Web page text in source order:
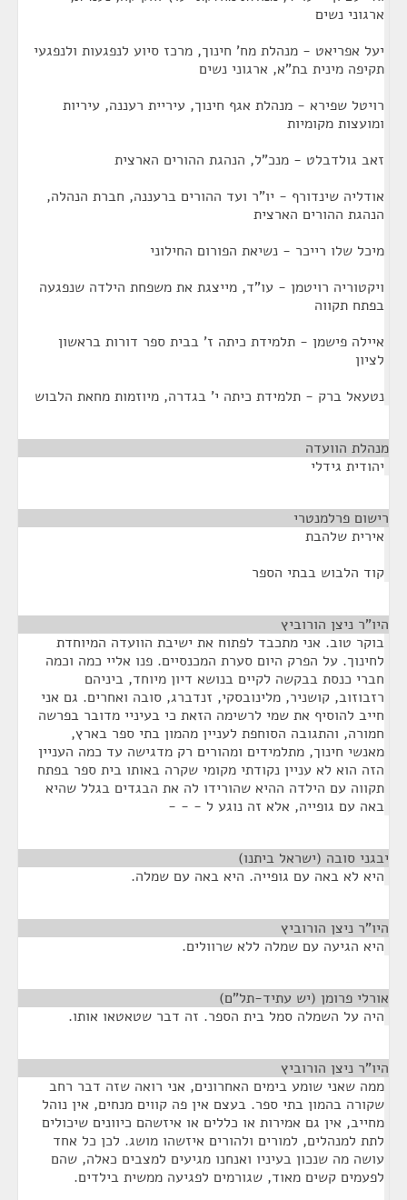
ארגוני נשים
יעל אפריאט - מנהלת מח' חינוך, מרכז סיוע לנפגעות ולנפגעי
תקיפה מינית בת"א, ארגוני נשים
רויטל שפירא - מנהלת אגף חינוך, עיריית רעננה, עיריות
ומועצות מקומיות
זאב גולדבלט - מנכ"ל, הנהגת ההורים הארצית
אודליה שינדורף - יו"ר ועד ההורים ברעננה, חברת הנהלה,
הנהגת ההורים הארצית
מיכל שלו רייכר - נשיאת הפורום החילוני
ויקטוריה רויטמן - עו"ד, מייצגת את משפחת הילדה שנפגעה
בפתח תקווה
איילה פישמן - תלמידת כיתה ז' בבית ספר דורות בראשון
לציון
נטעאל ברק - תלמידת כיתה י' בגדרה, מיוזמות מחאת הלבוש
מנהלת הוועדה
יהודית גידלי
רישום פרלמנטרי
אירית שלהבת
קוד הלבוש בבתי הספר
היו"ר ניצן הורוביץ
בוקר טוב. אני מתכבד לפתוח את ישיבת הוועדה המיוחדת
לחינוך. על הפרק היום סערת המכנסיים. פנו אליי כמה וכמה
חברי כנסת בבקשה לקיים בנושא דיון מיוחד, ביניהם
רזבוזוב, קושניר, מלינובסקי, זנדברג, סובה ואחרים. גם אני
חייב להוסיף את שמי לרשימה הזאת כי בעיניי מדובר בפרשה
חמורה, והתגובה הסוחפת לעניין מהמון בתי ספר בארץ,
מאנשי חינוך, מתלמידים ומהורים רק מדגישה עד כמה העניין
הזה הוא לא עניין נקודתי מקומי שקרה באותו בית ספר בפתח
תקווה עם הילדה ההיא שהורידו לה את הבגדים בגלל שהיא
באה עם גופייה, אלא זה נוגע ל - - -
יבגני סובה (ישראל ביתנו)
היא לא באה עם גופייה. היא באה עם שמלה.
היו"ר ניצן הורוביץ
היא הגיעה עם שמלה ללא שרוולים.
אורלי פרומן (יש עתיד-תל"ם)
היה על השמלה סמל בית הספר. זה דבר שטאטאו אותו.
היו"ר ניצן הורוביץ
ממה שאני שומע בימים האחרונים, אני רואה שזה דבר רחב
שקורה בהמון בתי ספר. בעצם אין פה קווים מנחים, אין נוהל
מחייב, אין גם אמירות או כללים או איזשהם כיוונים שיכולים
לתת למנהלים, למורים ולהורים איזשהו מושג. לכן כל אחד
עושה מה שנכון בעיניו ואנחנו מגיעים למצבים כאלה, שהם
לפעמים קשים מאוד, שגורמים לפגיעה ממשית בילדים.